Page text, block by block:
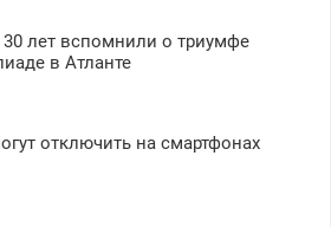
30 лет вспомнили о триумфе
в Атланте
отключить на смартфонах